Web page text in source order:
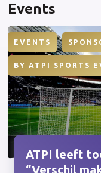
Events
ATPI leeft
“Verschil
EVENTS
BY ATPI SPORTS